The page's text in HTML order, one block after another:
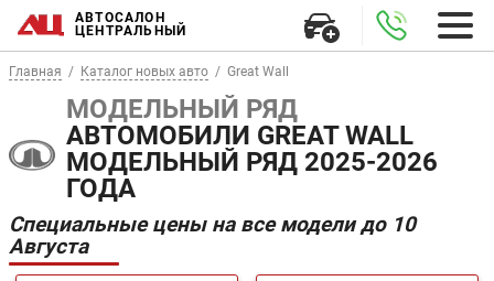
АВТОСАЛОН
ЦЕНТРАЛЬНЫЙ
Главная Каталог новых авто Great Wall
МОДЕЛЬНЫЙ РЯД
АВТОМОБИЛИ GREAT WALL
МОДЕЛЬНЫЙ РЯД 2025-2026
ГОДА
Специальные цены на все модели до 10
Августа